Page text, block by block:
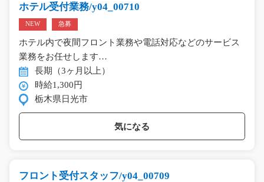
ホテル受付業務/y04_00710
NEW 急募
ホテル内で夜間フロント業務や電話対応などのサービス
業務をお任せします…
長期（3ヶ月以上）
時給1,300円
栃木県日光市
気になる
フロント受付スタッフ/y04_00709